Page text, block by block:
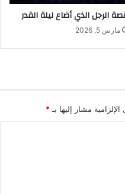
الرجل الذي أضاع ليلة القدر
مارس 5, 2026
مشار إليها بـ *